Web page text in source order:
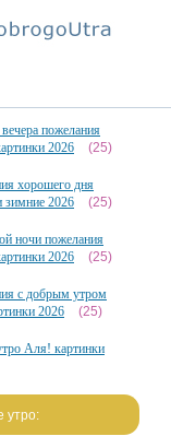
пожелания
2026
(25)
хорошего дня
зимние 2026
(25)
ночи пожелания
2026
(25)
с добрым утром
2026
(25)
Аля! картинки
утро: